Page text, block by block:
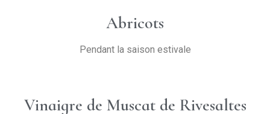
Abricots
Pendant la saison estivale
Vinaigre de Muscat de Rivesaltes